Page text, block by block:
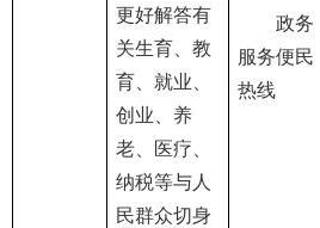
更好解答有
关生育、教
育、就业、
创业、养
老、医疗、
纳税等与人
民群众切身
政务
服务便民
热线